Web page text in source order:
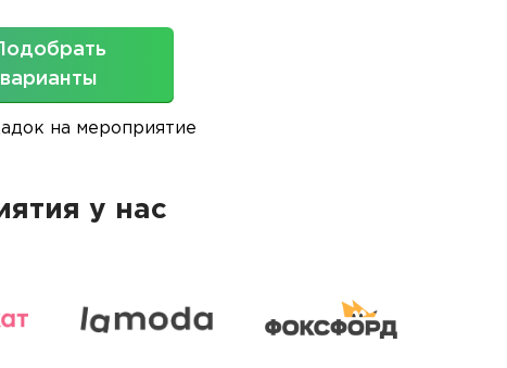
Подобрать
варианты
на мероприятие
у нас